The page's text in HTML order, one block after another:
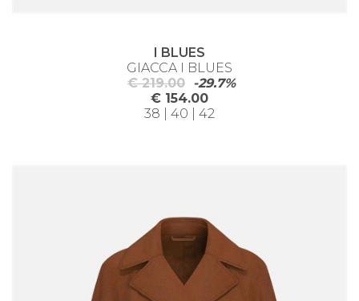
I BLUES
GIACCA I BLUES
€ 219.00
-29.7%
€ 154.00
38 | 40 | 42